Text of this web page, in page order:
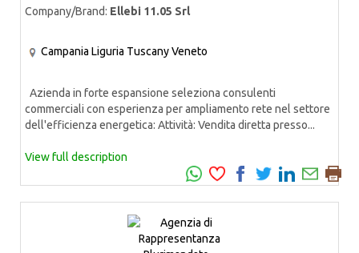
Company/Brand: Ellebi 11.05 Srl
Campania Liguria TuscanyVeneto
Azienda in forte espansione seleziona consulenti
commerciali con esperienza per ampliamento rete nel settore
dell'efficienza energetica: Attività: Vendita diretta presso...
View full description